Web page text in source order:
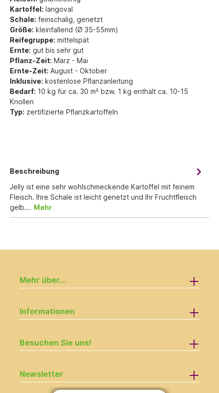
Kartoffel: langoval
Schale: feinschalig, genetzt
Größe: kleinfallend (Ø 35-55mm)
Reifegruppe: mittelspät
Ernte: gut bis sehr gut
Pflanz-Zeit: März - Mai
Ernte-Zeit: August - Oktober
Inklusive: kostenlose Pflanzanleitung
Bedarf: 10 kg für ca. 30 m² bzw. 1 kg enthält ca. 10-15
Knollen
Typ: zertifizierte Pflanzkartoffeln
Beschreibung
Jelly ist eine sehr wohlschmeckende Kartoffel mit feinem
Fleisch. Ihre Schale ist leicht genetzt und Ihr Fruchtfleisch
gelb.… Mehr
Mehr über...
Informationen
Besuchen Sie uns!
Newsletter